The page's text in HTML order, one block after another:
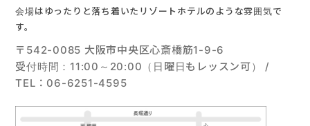
会場はゆったりと落ち着いたリゾートホテルのような雰囲気で
す。
〒542-0085 大阪市中央区心斎橋筋1-9-6
受付時間：11:00～20:00（日曜日もレッスン可） /
TEL：06-6251-4595